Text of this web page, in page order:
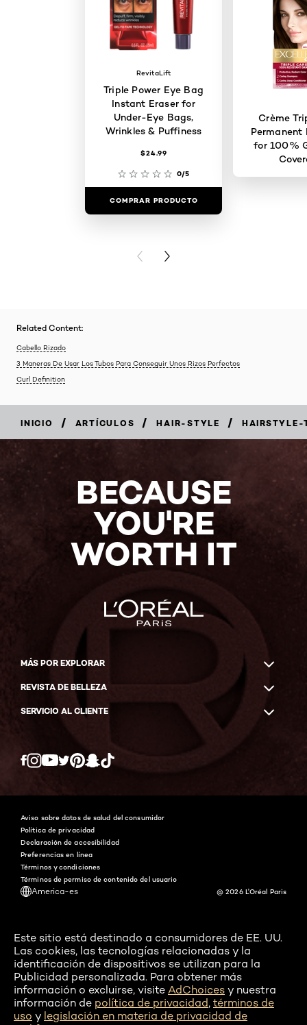
RevitaLift
Triple Power Eye Bag
Instant Eraser for
Under-Eye Bags,
Wrinkles & Puffiness
$24.99
0/5
COMPRAR PRODUCTO
Crème
Permanent
for 100%
PREVIOUS CARD
NEXT CARD
Related Content:
Cabello Rizado
3 Maneras De Usar Los Tubos Para Conseguir Unos Rizos Perfectos
Curl Definition
INICIO / ARTÍCULOS / HAIR-STYLE / HAIRSTYLE-
BECAUSE
YOU'RE
WORTH IT
MÁS POR EXPLORAR
REVISTA DE BELLEZA
SERVICIO AL CLIENTE
Twitter
America-es
Aviso sobre datos de salud del consumidor
Política de privacidad
Declaración de accesibilidad
Preferencias en línea
Términos y condiciones
Términos de permiso de contenido del usuario
@ 2026 L'Oréal Paris
Este sitio está destinado a consumidores de EE. UU.
Las cookies, las tecnologías relacionadas y la
identificación de dispositivos se utilizan para la
Publicidad personalizada. Para obtener más
información o excluirse, visite AdChoices y nuestra
información de política de privacidad, términos de
uso y legislación en materia de privacidad de